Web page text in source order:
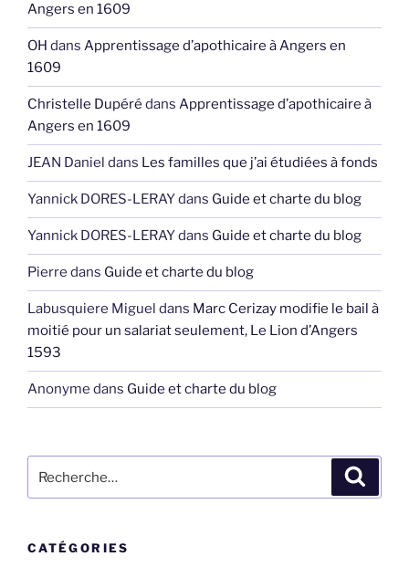
Angers en 1609
OH dans Apprentissage d’apothicaire à Angers en
1609
Christelle Dupéré dans Apprentissage d’apothicaire à
Angers en 1609
JEAN Daniel dans Les familles que j’ai étudiées à fonds
Yannick DORES-LERAYdans Guide et charte du blog
Yannick DORES-LERAYdans Guide et charte du blog
Pierre dans Guide et charte du blog
Labusquiere Miguel dans Marc Cerizay modifie le bail à
moitié pour un salariat seulement, Le Lion d’Angers
1593
Anonyme dans Guide et charte du blog
pour
CATÉGORIES